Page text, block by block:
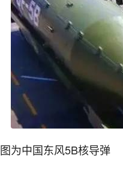
图为中国东风5B核导弹